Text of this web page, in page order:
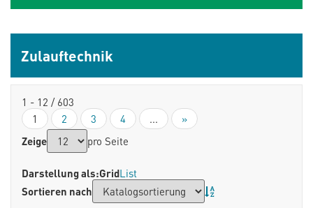
Zulauftechnik
1 - 12 / 603
1
2 3 4 ...
»
Zeige
pro Seite
Darstellung als:GridList
Sortieren nach